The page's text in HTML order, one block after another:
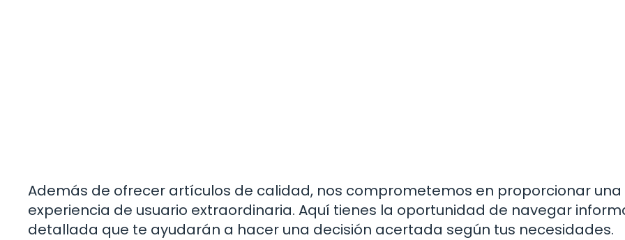
Además de ofrecer artículos de calidad, nos comprometemos en proporcionar una
experiencia de usuario extraordinaria. Aquí tienes la oportunidad de navegar
detallada que te ayudarán a hacer una decisión acertada según tus necesidades.